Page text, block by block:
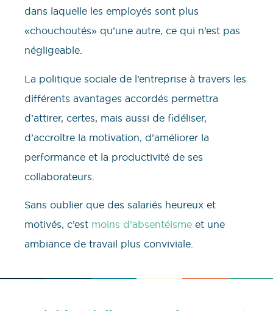
dans laquelle les employés sont plus
«chouchoutés» qu’une autre, ce qui n’est pas
négligeable.
La politique sociale de l’entreprise à travers les
différents avantages accordés permettra
d’attirer, certes, mais aussi de fidéliser,
d’accroître la motivation, d’améliorer la
performance et la productivité de ses
collaborateurs.
Sans oublier que des salariés heureux et
motivés, c’est moins d’absentéisme et une
ambiance de travail plus conviviale.